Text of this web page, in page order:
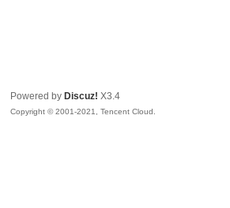
Powered by Discuz! X3.4
Copyright © 2001-2021, Tencent Cloud.